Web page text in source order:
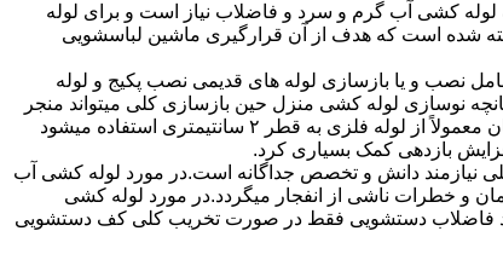
کشی آب گرم و سرد و فاضلاب نیاز است و برای لوله
شده است که هدف از آن قرارگیری ماشین لباسشویی
نصب و یا بازسازی لوله های قدیمی نصب پکیج و لوله
نوسازی لوله کشی منزل حین بازسازی کلی میتواند منجر
به افزایش فشار آب مصرفی و آب شوفاژ شود که این امر راندامان شوفاژ در منزل را افزایش میدهد.از آنجایی که برای لوله کشی داخلی ساختمان معمولاً از لوله فلزی به قطر ۲ سانتیمتری استفاده میشود
بازدهی کمک بسیاری کرد.
نیازمند دانش و تخصص جداگانه است.در مورد لوله کشی آب
و خطرات ناشی از انفجار میگردد.در مورد لوله کشی
بد فاضلاب دستشویی فقط در صورت تخریب کلی کف دستشویی